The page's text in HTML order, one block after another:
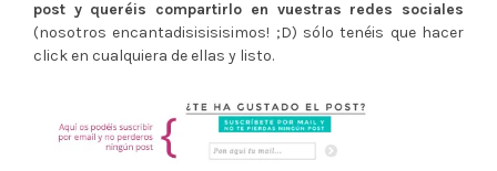
post y queréis compartirlo en vuestras redes sociales
(nosotros encantadisisisisimos! ;D) sólo tenéis que hacer
click en cualquiera de ellas y listo.